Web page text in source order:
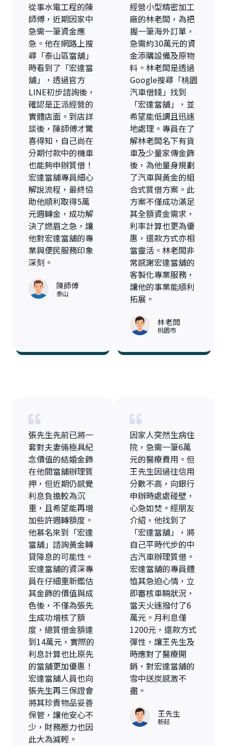
從事水電工程的陳
師傅，近期因家中
急需一筆資金應
急。他在網路上搜
尋「泰山區當舖」
時看到了「宏達當
舖」，透過官方
LINE初步諮詢後，
確認是正派經營的
實體店面。到店詳
談後，陳師傅才驚
喜得知，自己尚在
分期付款中的機車
也能夠申辦質借！
宏達當舖專員細心
解說流程，最終協
助他順利取得5萬
元週轉金，成功解
決了燃眉之急，讓
他對宏達當舖的專
業與便民服務印象
深刻。
陳師傅
泰山
經營小型精密加工
廠的林老闆，為把
握一筆海外訂單，
急需約30萬元的資
金添購設備及原物
料。林老闆是透過
Google搜尋「桃園
汽車借錢」找到
「宏達當舖」，並
希望能低調且迅速
地處理。專員在了
解林老闆名下有貨
車及少量家傳金飾
後，為他量身規劃
了汽車與黃金的組
合式質借方案。此
方案不僅成功滿足
其全額資金需求，
利率計算也更為優
惠，還款方式亦相
當靈活。林老闆非
常感謝宏達當舖的
客製化專業服務，
讓他的事業能順利
拓展。
林老闆
桃園市
張先生先前已將一
套對夫妻倆極具紀
念價值的結婚金飾
在他間當舖辦理質
押，但近期仍感覺
利息負擔較為沉
重，且希望能再增
加些許週轉額度。
他慕名來到「宏達
當舖」諮詢黃金轉
貸降息的可能性。
宏達當舖的資深專
員在仔細重新鑑估
其金飾的價值與成
色後，不僅為張先
生成功增核了額
度，總質借金額達
到14萬元，實際的
利息計算也比原先
的當舖更加優惠！
宏達當舖人員也向
張先生再三保證會
將其珍貴物品妥善
保管，讓他安心不
少，財務壓力也因
此大為減輕。
因家人突然生病住
院，急需一筆6萬
元的醫療費用。但
王先生因過往信用
分數不高，向銀行
申辦時處處碰壁，
心急如焚。經朋友
介紹，他找到了
「宏達當舖」，將
自己平時代步的中
古汽車辦理質借。
宏達當舖的專員體
恤其急迫心情，立
即審核車輛狀況，
當天火速撥付了6
萬元。月利息僅
1200元，還款方式
彈性，讓王先生及
時應對了醫療開
銷，對宏達當舖的
雪中送炭感激不
盡。
王先生
新莊